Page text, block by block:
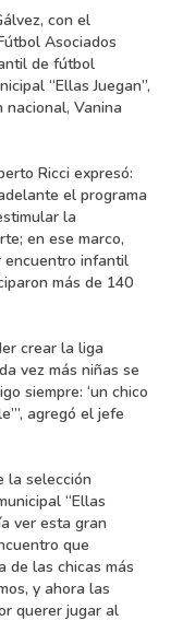
con el
Asociados
de fútbol
“Ellas Juegan”,
Vanina
Ricci expresó:
el programa
la
en ese marco,
encuentro infantil
más de 140
crear la liga
vez más niñas se
siempre: ‘un chico
agregó el jefe
la selección
“Ellas
ver esta gran
que
de las chicas más
y ahora las
querer jugar al